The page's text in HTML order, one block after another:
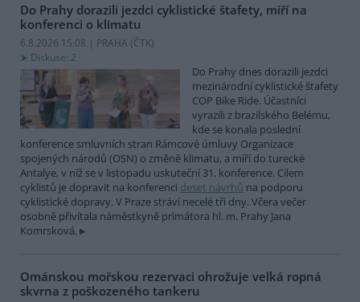
Do Prahy dorazili jezdci cyklistické štafety, míří na
konferenci o klimatu
6.8.2026 15:08 | PRAHA (ČTK)
Diskuse: 2
Do Prahy dnes dorazili jezdci
mezinárodní cyklistické štafety
COP Bike Ride. Účastníci
vyrazili z brazilského Belému,
kde se konala poslední
konference smluvních stran Rámcové úmluvy Organizace
spojených národů (OSN) o změně klimatu, a míří do turecké
Antalye, v níž se v listopadu uskuteční 31. konference. Cílem
cyklistů je dopravit na konferenci deset návrhů na podporu
cyklistické dopravy. V Praze stráví necelé tři dny. Včera večer
osobně přivítala náměstkyně primátora hl. m. Prahy Jana
Komrsková.
Ománskou mořskou rezervaci ohrožuje velká ropná
skvrna z poškozeného tankeru